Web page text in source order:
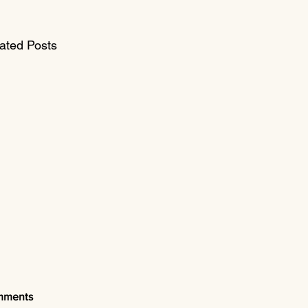
Posts